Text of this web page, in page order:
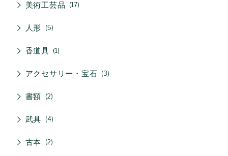
美術工芸品 17
人形 5
香道具 1
アクセサリー・宝石 3
書額 2
武具 4
古本 2